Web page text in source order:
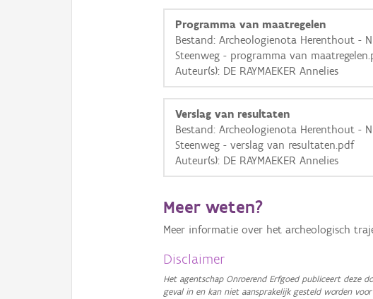
i
+ −
Basis Lagen
Ortho
GRB-Basiskaart in grijswaarden
Programma van maatregelen
Bestand: Archeologienota Herenthout -
Steenweg - programma van
Auteur(s): DE RAYMAEKER Annelies
Verslag van resultaten
Bestand: Archeologienota Herenthout -
Steenweg - verslag van resultaten.pdf
Auteur(s): DE RAYMAEKER Annelies
Meer weten?
Meer informatie over het archeologisch
Disclaimer
Het agentschap Onroerend Erfgoed publiceert deze
geval in en kan niet aansprakelijk gesteld worden